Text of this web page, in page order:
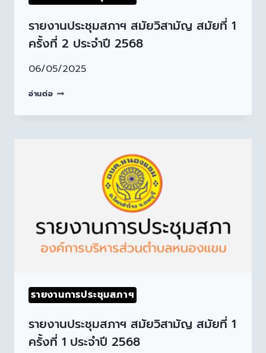
รายงานประชุมสภาฯ สมัยวิสามัญ สมัยที่ 1
ครั้งที่ 2 ประจำปี 2568
06/05/2025
อ่านต่อ
รายงานการประชุมสภาฯ
รายงานประชุมสภาฯ สมัยวิสามัญ สมัยที่ 1
ครั้งที่ 1 ประจำปี 2568